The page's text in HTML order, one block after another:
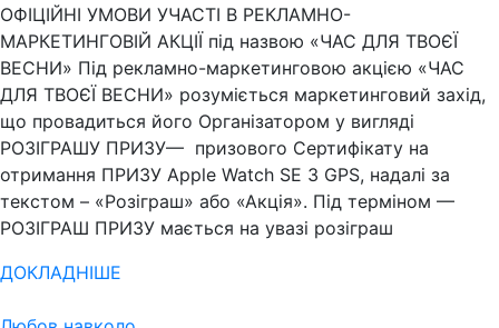
ОФІЦІЙНІ УМОВИ УЧАСТІ В РЕКЛАМНО-
МАРКЕТИНГОВІЙ АКЦІЇ під назвою «ЧАС ДЛЯ ТВОЄЇ
ВЕСНИ» Під рекламно-маркетинговою акцією «ЧАС
ДЛЯ ТВОЄЇ ВЕСНИ» розуміється маркетинговий захід,
що провадиться його Організатором у вигляді
РОЗІГРАШУ ПРИЗУ— призового Сертифікату на
отримання ПРИЗУ Apple Watch SE 3 GPS, надалі за
текстом – «Розіграш» або «Акція». Під терміном —
РОЗІГРАШ ПРИЗУ мається на увазі розіграш
ДОКЛАДНІШЕ